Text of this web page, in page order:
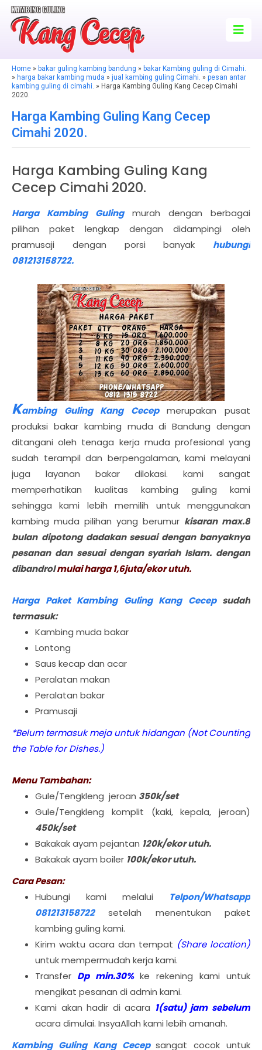
Home » bakar guling kambing bandung » bakar Kambing guling di Cimahi.
» harga bakar kambing muda » jual kambing guling Cimahi. » pesan antar
kambing guling di cimahi. » Harga Kambing Guling Kang Cecep Cimahi
2020.
Harga Kambing Guling Kang Cecep
Cimahi 2020.
Harga Kambing Guling Kang
Cecep Cimahi 2020.
Harga Kambing Gulingmurah dengan berbagai
pilihan paket lengkap dengan didampingi oleh
pramusaji dengan porsi banyak hubungi
081213158722.
Kambing Guling Kang Cecepmerupakan pusat
produksi bakar kambing muda di Bandung dengan
ditangani oleh tenaga kerja muda profesional yang
sudah terampil dan berpengalaman, kami melayani
juga layanan bakar dilokasi. kami sangat
memperhatikan kualitas kambing guling kami
sehingga kami lebih memilih untuk menggunakan
kambing muda pilihan yang berumur kisaran max.8
bulan dipotong dadakan sesuai dengan banyaknya
pesanan dan sesuai dengan syariah Islam. dengan
dibandrolmulai harga 1,6juta/ekor utuh.
Harga Paket Kambing Guling Kang Cecepsudah
termasuk:
Kambing muda bakar
Lontong
Saus kecap dan acar
Peralatan makan
Peralatan bakar
Pramusaji
*Belum termasuk meja untuk hidangan (Not Counting
the Table for Dishes.)
Menu Tambahan:
Gule/Tengkleng jeroan 350k/set
Gule/Tengkleng komplit (kaki, kepala, jeroan)
450k/set
Bakakak ayam pejantan 120k/ekor utuh.
Bakakak ayam boiler 100k/ekor utuh.
Cara Pesan:
Hubungi kami melalui Telpon/Whatsapp
081213158722setelah menentukan paket
kambing guling kami.
Kirim waktu acara dan tempat (Share location)
untuk mempermudah kerja kami.
Transfer Dp min.30% ke rekening kami untuk
mengikat pesanan di admin kami.
Kami akan hadir di acara 1(satu) jam sebelum
acara dimulai. InsyaAllah kami lebih amanah.
Kambing Guling Kang Cecep sangat cocok untuk